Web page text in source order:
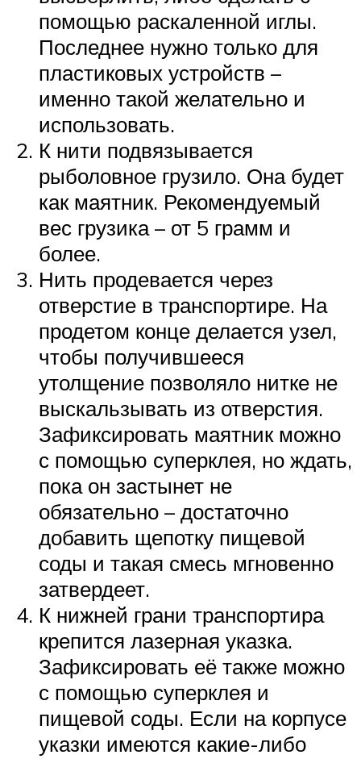
помощью раскаленной иглы.
Последнее нужно только для
пластиковых устройств –
именно такой желательно и
использовать.
К нити подвязывается
рыболовное грузило. Она будет
как маятник. Рекомендуемый
вес грузика – от 5 грамм и
более.
Нить продевается через
отверстие в транспортире. На
продетом конце делается узел,
чтобы получившееся
утолщение позволяло нитке не
выскальзывать из отверстия.
Зафиксировать маятник можно
с помощью суперклея, но ждать,
пока он застынет не
обязательно – достаточно
добавить щепотку пищевой
соды и такая смесь мгновенно
затвердеет.
К нижней грани транспортира
крепится лазерная указка.
Зафиксировать её также можно
с помощью суперклея и
пищевой соды. Если на корпусе
указки имеются какие-либо